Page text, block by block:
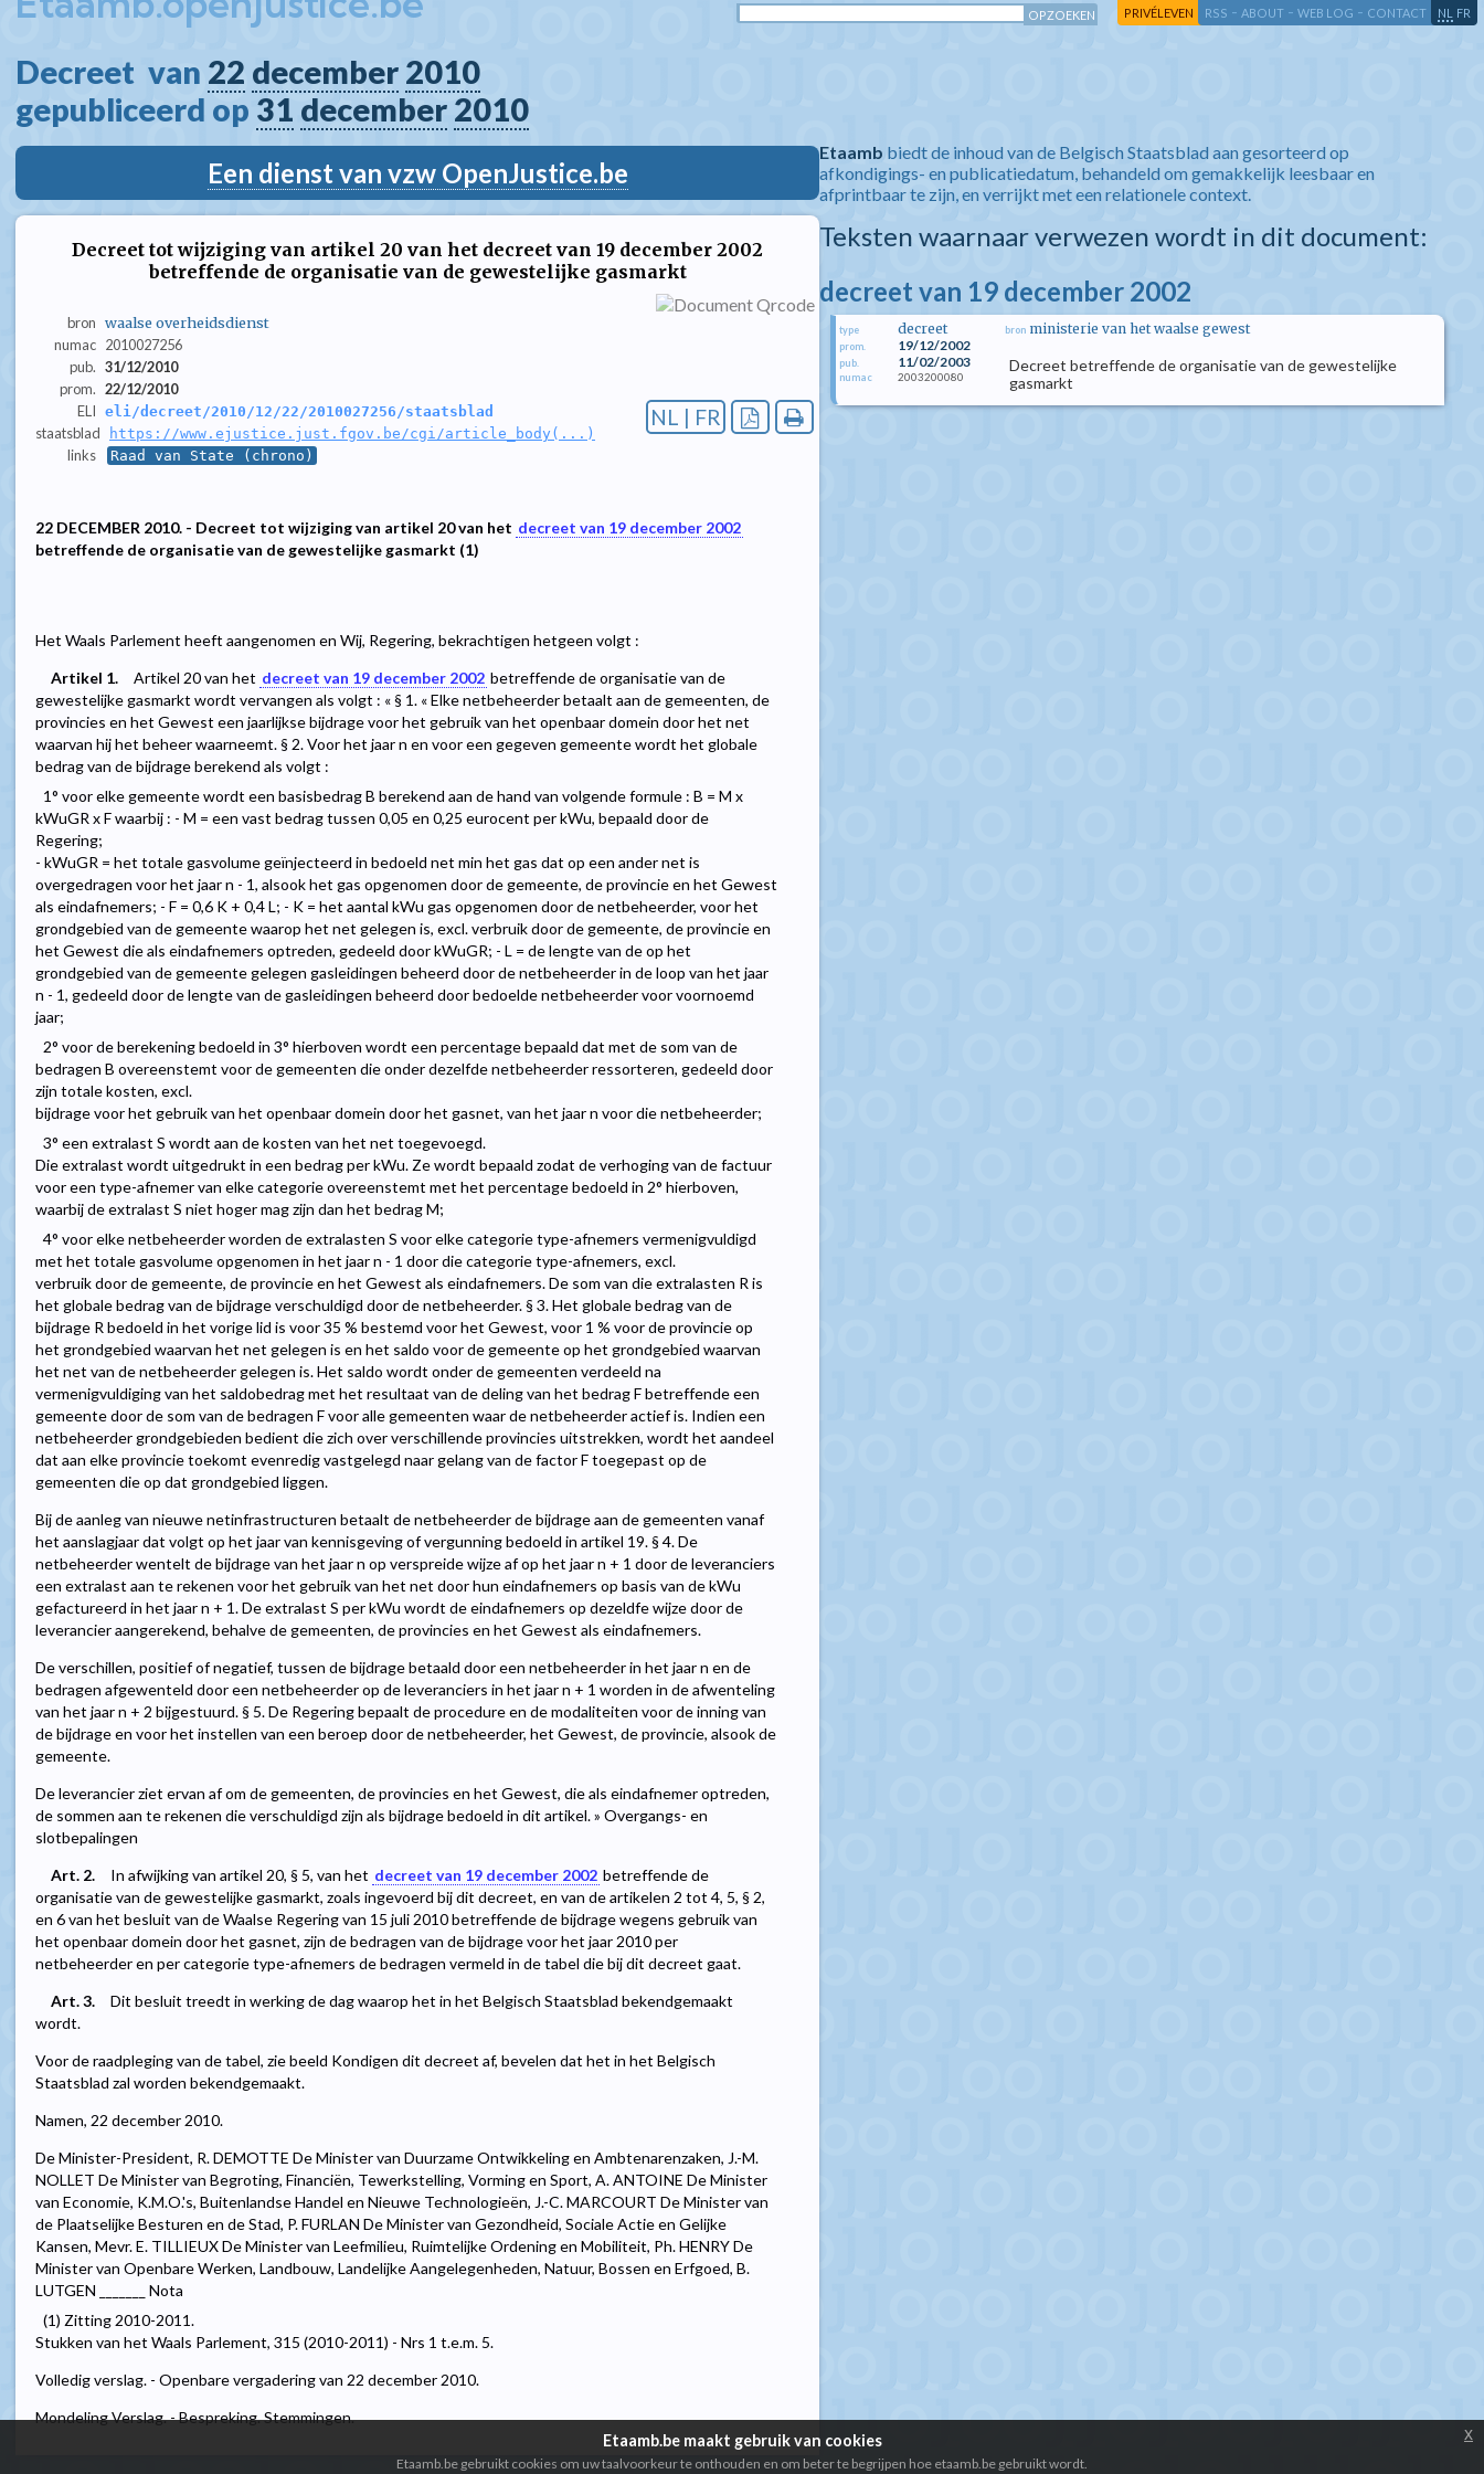
PRIVÉLEVEN RSS - ABOUT - WEB LOG - CONTACT NL FR
Decreet  van 22 december 2010
gepubliceerd op 31 december 2010
Een dienst van vzw OpenJustice.be
Decreet tot wijziging van artikel 20 van het decreet van 19 december 2002
betreffende de organisatie van de gewestelijke gasmarkt
bron waalse overheidsdienst
numac 2010027256
pub. 31/12/2010
prom. 22/12/2010
ELI eli/decreet/2010/12/22/2010027256/staatsblad
staatsblad https://www.ejustice.just.fgov.be/cgi/article_body(...)
links Raad van State (chrono)
NL | FR
22 DECEMBER 2010. - Decreet tot wijziging van artikel 20 van het decreet van 19 december 2002
betreffende de organisatie van de gewestelijke gasmarkt (1)
Het Waals Parlement heeft aangenomen en Wij, Regering, bekrachtigen hetgeen volgt :
Artikel 1.
Artikel 20 van het decreet van 19 december 2002 betreffende de organisatie van de
gewestelijke gasmarkt wordt vervangen als volgt : « § 1. « Elke netbeheerder betaalt aan de gemeenten, de
provincies en het Gewest een jaarlijkse bijdrage voor het gebruik van het openbaar domein door het net
waarvan hij het beheer waarneemt. § 2. Voor het jaar n en voor een gegeven gemeente wordt het globale
bedrag van de bijdrage berekend als volgt :
1° voor elke gemeente wordt een basisbedrag B berekend aan de hand van volgende formule : B = M x
kWuGR x F waarbij : - M = een vast bedrag tussen 0,05 en 0,25 eurocent per kWu, bepaald door de
Regering;
- kWuGR = het totale gasvolume geïnjecteerd in bedoeld net min het gas dat op een ander net is
overgedragen voor het jaar n - 1, alsook het gas opgenomen door de gemeente, de provincie en het Gewest
als eindafnemers; - F = 0,6 K + 0,4 L; - K = het aantal kWu gas opgenomen door de netbeheerder, voor het
grondgebied van de gemeente waarop het net gelegen is, excl. verbruik door de gemeente, de provincie en
het Gewest die als eindafnemers optreden, gedeeld door kWuGR; - L = de lengte van de op het
grondgebied van de gemeente gelegen gasleidingen beheerd door de netbeheerder in de loop van het jaar
n - 1, gedeeld door de lengte van de gasleidingen beheerd door bedoelde netbeheerder voor voornoemd
jaar;
2° voor de berekening bedoeld in 3° hierboven wordt een percentage bepaald dat met de som van de
bedragen B overeenstemt voor de gemeenten die onder dezelfde netbeheerder ressorteren, gedeeld door
zijn totale kosten, excl.
bijdrage voor het gebruik van het openbaar domein door het gasnet, van het jaar n voor die netbeheerder;
3° een extralast S wordt aan de kosten van het net toegevoegd.
Die extralast wordt uitgedrukt in een bedrag per kWu. Ze wordt bepaald zodat de verhoging van de factuur
voor een type-afnemer van elke categorie overeenstemt met het percentage bedoeld in 2° hierboven,
waarbij de extralast S niet hoger mag zijn dan het bedrag M;
4° voor elke netbeheerder worden de extralasten S voor elke categorie type-afnemers vermenigvuldigd
met het totale gasvolume opgenomen in het jaar n - 1 door die categorie type-afnemers, excl.
verbruik door de gemeente, de provincie en het Gewest als eindafnemers. De som van die extralasten R is
het globale bedrag van de bijdrage verschuldigd door de netbeheerder. § 3. Het globale bedrag van de
bijdrage R bedoeld in het vorige lid is voor 35 % bestemd voor het Gewest, voor 1 % voor de provincie op
het grondgebied waarvan het net gelegen is en het saldo voor de gemeente op het grondgebied waarvan
het net van de netbeheerder gelegen is. Het saldo wordt onder de gemeenten verdeeld na
vermenigvuldiging van het saldobedrag met het resultaat van de deling van het bedrag F betreffende een
gemeente door de som van de bedragen F voor alle gemeenten waar de netbeheerder actief is. Indien een
netbeheerder grondgebieden bedient die zich over verschillende provincies uitstrekken, wordt het aandeel
dat aan elke provincie toekomt evenredig vastgelegd naar gelang van de factor F toegepast op de
gemeenten die op dat grondgebied liggen.
Bij de aanleg van nieuwe netinfrastructuren betaalt de netbeheerder de bijdrage aan de gemeenten vanaf
het aanslagjaar dat volgt op het jaar van kennisgeving of vergunning bedoeld in artikel 19. § 4. De
netbeheerder wentelt de bijdrage van het jaar n op verspreide wijze af op het jaar n + 1 door de leveranciers
een extralast aan te rekenen voor het gebruik van het net door hun eindafnemers op basis van de kWu
gefactureerd in het jaar n + 1. De extralast S per kWu wordt de eindafnemers op dezeldfe wijze door de
leverancier aangerekend, behalve de gemeenten, de provincies en het Gewest als eindafnemers.
De verschillen, positief of negatief, tussen de bijdrage betaald door een netbeheerder in het jaar n en de
bedragen afgewenteld door een netbeheerder op de leveranciers in het jaar n + 1 worden in de afwenteling
van het jaar n + 2 bijgestuurd. § 5. De Regering bepaalt de procedure en de modaliteiten voor de inning van
de bijdrage en voor het instellen van een beroep door de netbeheerder, het Gewest, de provincie, alsook de
gemeente.
De leverancier ziet ervan af om de gemeenten, de provincies en het Gewest, die als eindafnemer optreden,
de sommen aan te rekenen die verschuldigd zijn als bijdrage bedoeld in dit artikel. » Overgangs- en
slotbepalingen
Art. 2.
In afwijking van artikel 20, § 5, van het decreet van 19 december 2002 betreffende de
organisatie van de gewestelijke gasmarkt, zoals ingevoerd bij dit decreet, en van de artikelen 2 tot 4, 5, § 2,
en 6 van het besluit van de Waalse Regering van 15 juli 2010 betreffende de bijdrage wegens gebruik van
het openbaar domein door het gasnet, zijn de bedragen van de bijdrage voor het jaar 2010 per
netbeheerder en per categorie type-afnemers de bedragen vermeld in de tabel die bij dit decreet gaat.
Art. 3.
Dit besluit treedt in werking de dag waarop het in het Belgisch Staatsblad bekendgemaakt
wordt.
Voor de raadpleging van de tabel, zie beeld Kondigen dit decreet af, bevelen dat het in het Belgisch
Staatsblad zal worden bekendgemaakt.
Namen, 22 december 2010.
De Minister-President, R. DEMOTTE De Minister van Duurzame Ontwikkeling en Ambtenarenzaken, J.-M.
NOLLET De Minister van Begroting, Financiën, Tewerkstelling, Vorming en Sport, A. ANTOINE De Minister
van Economie, K.M.O.'s, Buitenlandse Handel en Nieuwe Technologieën, J.-C. MARCOURT De Minister van
de Plaatselijke Besturen en de Stad, P. FURLAN De Minister van Gezondheid, Sociale Actie en Gelijke
Kansen, Mevr. E. TILLIEUX De Minister van Leefmilieu, Ruimtelijke Ordening en Mobiliteit, Ph. HENRY De
Minister van Openbare Werken, Landbouw, Landelijke Aangelegenheden, Natuur, Bossen en Erfgoed, B.
LUTGEN _______ Nota
(1) Zitting 2010-2011.
Stukken van het Waals Parlement, 315 (2010-2011) - Nrs 1 t.e.m. 5.
Volledig verslag. - Openbare vergadering van 22 december 2010.
Mondeling Verslag. - Bespreking. Stemmingen.
Etaamb biedt de inhoud van de Belgisch Staatsblad aan gesorteerd op
afkondigings- en publicatiedatum, behandeld om gemakkelijk leesbaar en
afprintbaar te zijn, en verrijkt met een relationele context.
Teksten waarnaar verwezen wordt in dit document:
decreet van 19 december 2002
type decreet
prom. 19/12/2002
pub. 11/02/2003
numac 2003200080
bron ministerie van het waalse gewest
Decreet betreffende de organisatie van de gewestelijke
gasmarkt
Etaamb.be maakt gebruik van cookies
Etaamb.be gebruikt cookies om uw taalvoorkeur te onthouden en om beter te begrijpen hoe etaamb.be gebruikt wordt.
x